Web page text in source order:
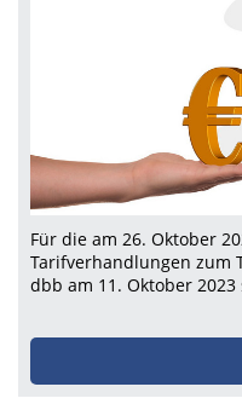
Für die am 26. Oktober
Tarifverhandlungen zum
dbb am 11. Oktober